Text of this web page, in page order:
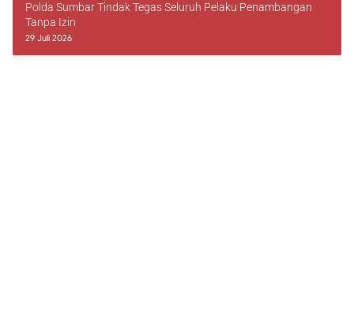
Polda Sumbar Tindak Tegas Seluruh Pelaku Penambangan
Tanpa Izin
29 Juli 2026